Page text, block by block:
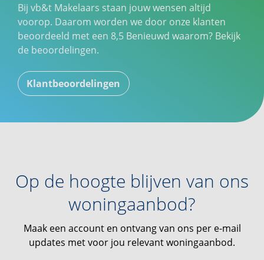
Bij vb&t Makelaars staan jouw wensen altijd
voorop. Daarom worden we door onze klanten
beoordeeld met een 8,5 Benieuwd waarom? Bekijk
de beoordelingen.
Klantbeoordelingen
Op de hoogte blijven van ons
woningaanbod?
Maak een account en ontvang van ons per e-mail
updates met voor jou relevant woningaanbod.